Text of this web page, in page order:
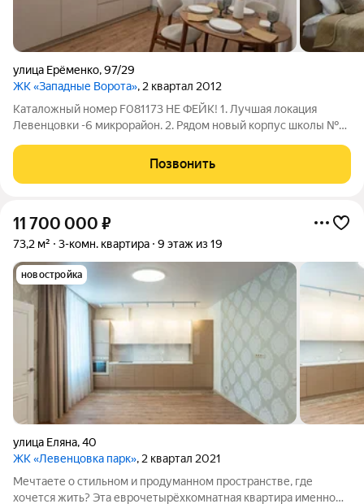
улица Ерёменко,97/29
ЖК «Западные Ворота», 2 квартал 2012
Каталожный номер F081173 НЕ ФЕЙК! 1. Лучшая локация
Левенцовки -6 микрорайон. 2. Рядом новый корпус школы №
Консьерж. 6. Свободный паркинг . 7 . Мебель и техника
остается. 8 . Отличная
Позвонить
11 700 000 ₽
73,2 м² 3-комн. квартира 9 этаж из 19
новостройка
улица Еляна,40
ЖК «Левенцовка парк», 2 квартал 2021
Мечтаете о стильном и продуманном пространстве, где
хочется жить? Эта еврочетырёхкомнатная квартира именно